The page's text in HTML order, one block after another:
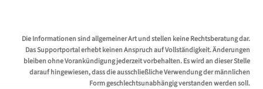
Die Informationen sind allgemeiner Art und stellen keine Rechtsberatung dar.
Das Supportportal erhebt keinen Anspruch auf Vollständigkeit. Änderungen
bleiben ohne Vorankündigung jederzeit vorbehalten. Es wird an dieser Stelle
darauf hingewiesen, dass die ausschließliche Verwendung der männlichen
Form geschlechtsunabhängig verstanden werden soll.